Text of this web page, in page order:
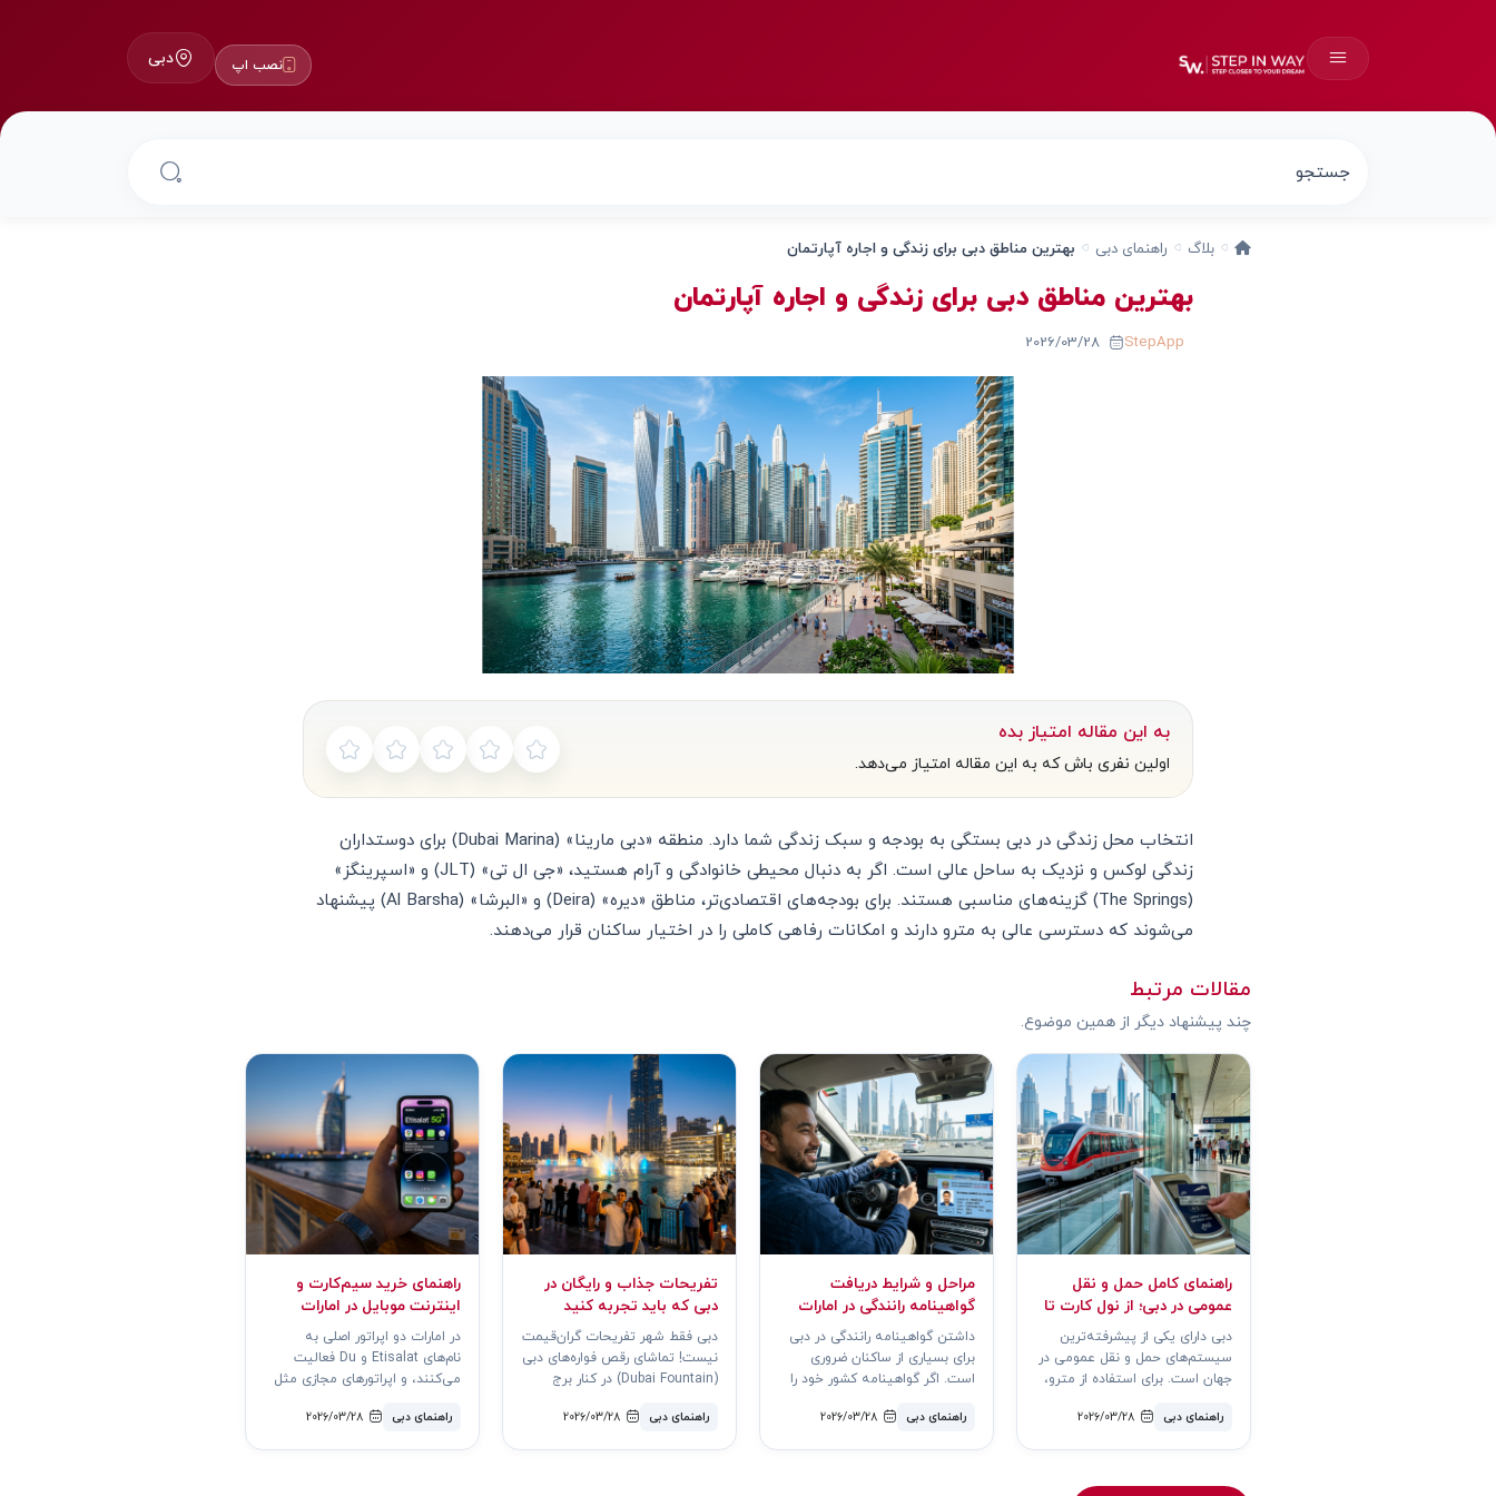
نصب اپ دبی
بلاگ راهنمای دبی بهترین مناطق دبی برای زندگی و اجاره آپارتمان
بهترین مناطق دبی برای زندگی و اجاره آپارتمان
StepApp
به این مقاله امتیاز بده
اولین نفری باش که به این مقاله امتیاز می‌دهد.
انتخاب محل زندگی در دبی بستگی به بودجه و سبک زندگی شما دارد. منطقه «دبی مارینا» (Dubai Marina) برای دوستداران
زندگی لوکس و نزدیک به ساحل عالی است. اگر به دنبال محیطی خانوادگی و آرام هستید، «جی ال تی» (JLT) و «اسپرینگز»
(The Springs) گزینه‌های مناسبی هستند. برای بودجه‌های اقتصادی‌تر، مناطق «دیره» (Deira) و «البرشا» (Al Barsha) پیشنهاد
می‌شوند که دسترسی عالی به مترو دارند و امکانات رفاهی کاملی را در اختیار ساکنان قرار می‌دهند.
مقالات مرتبط
چند پیشنهاد دیگر از همین موضوع.
راهنمای کامل حمل و نقل
عمومی در دبی؛ از نول کارت تا
مترو
دبی دارای یکی از پیشرفته‌ترین
سیستم‌های حمل و نقل عمومی در
جهان است. برای استفاده از مترو،
راهنمای دبی 2026/03/28
مراحل و شرایط دریافت
گواهینامه رانندگی در امارات
داشتن گواهینامه رانندگی در دبی
برای بسیاری از ساکنان ضروری
است. اگر گواهینامه کشور خود را
راهنمای دبی 2026/03/28
تفریحات جذاب و رایگان در
دبی که باید تجربه کنید
دبی فقط شهر تفریحات گران‌قیمت
نیست! تماشای رقص فواره‌های دبی
(Dubai Fountain) در کنار برج
راهنمای دبی 2026/03/28
راهنمای خرید سیم‌کارت و
اینترنت موبایل در امارات
در امارات دو اپراتور اصلی به
نام‌های Etisalat و Du فعالیت
می‌کنند، و اپراتورهای مجازی مثل
راهنمای دبی 2026/03/28